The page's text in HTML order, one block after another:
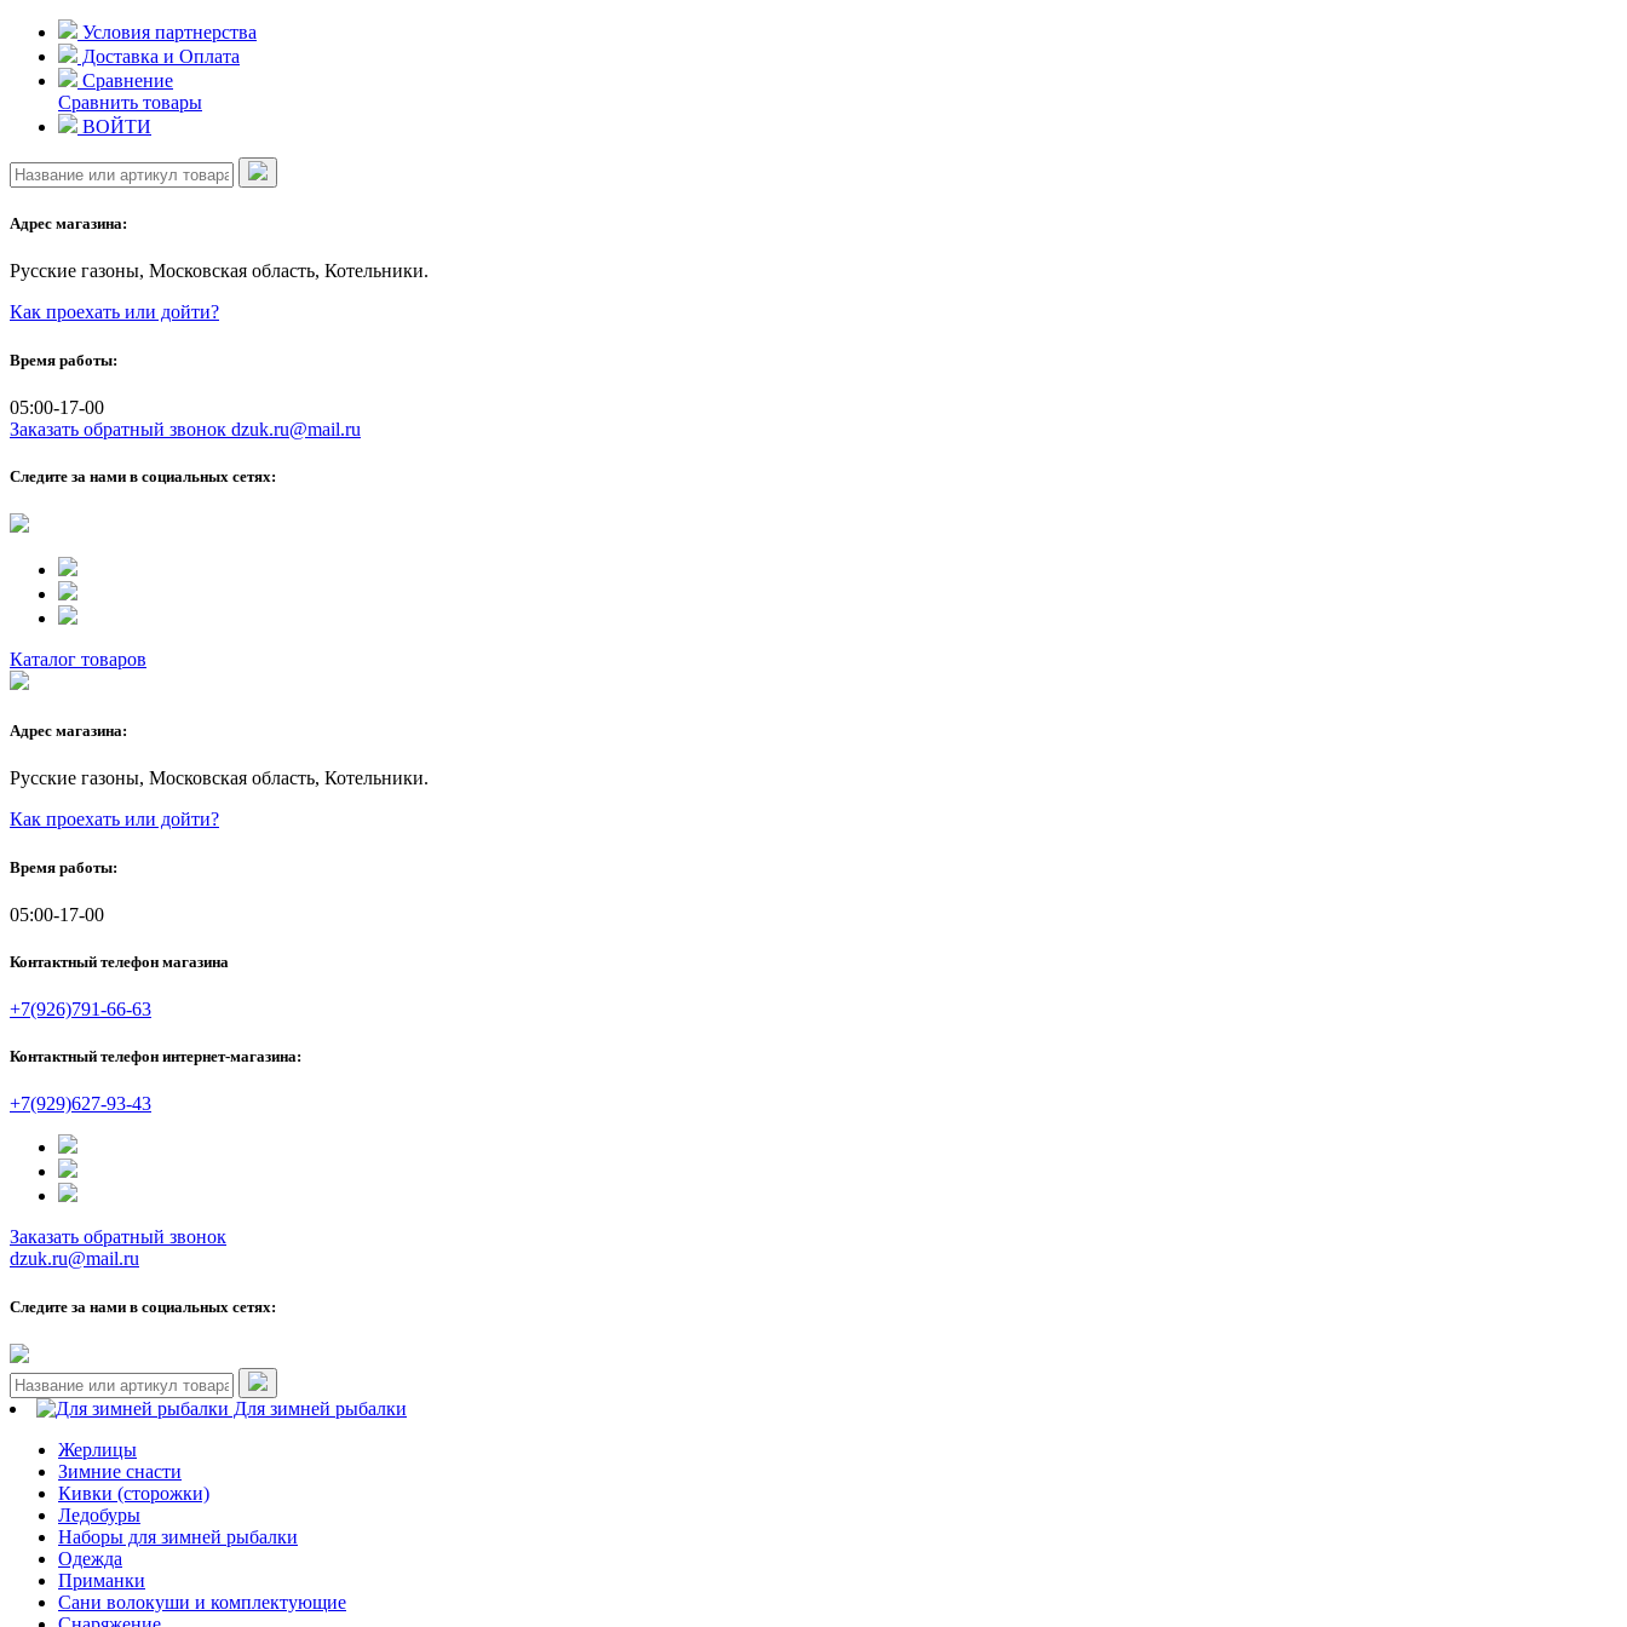
Skip
content
Условия партнерства
Доставка и Оплата
Сравнение
Сравнить товары
ВОЙТИ
Адрес магазина:
Русские газоны, Московская область, Котельники.
Как проехать или дойти?
Время работы:
05:00-17-00
Заказать обратный звонок dzuk.ru@mail.ru
Следите за нами в социальных сетях:
Каталог товаров
Адрес магазина:
Русские газоны, Московская область, Котельники.
Как проехать или дойти?
Время работы:
05:00-17-00
Контактный телефон магазина
+7(926)791-66-63
Контактный телефон интернет-магазина:
+7(929)627-93-43
Заказать обратный звонок
dzuk.ru@mail.ru
Следите за нами в социальных сетях:
Для зимней рыбалки
Жерлицы
Зимние снасти
Кивки (сторожки)
Ледобуры
Наборы для зимней рыбалки
Одежда
Приманки
Сани волокуши и комплектующие